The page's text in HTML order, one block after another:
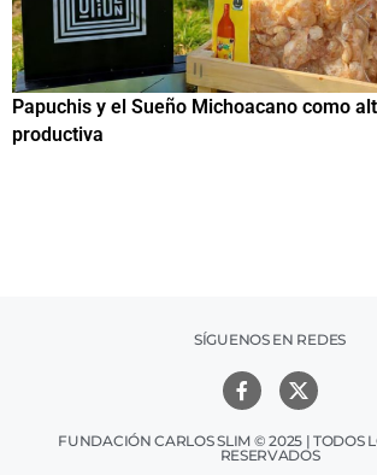
Papuchis y el Sueño Michoacano como
productiva
SÍGUENOS EN REDES
FUNDACIÓN CARLOS SLIM © 2025 | TODOS
RESERVADOS